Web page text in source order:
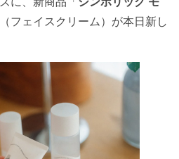
（フェイスクリーム）が本日新し